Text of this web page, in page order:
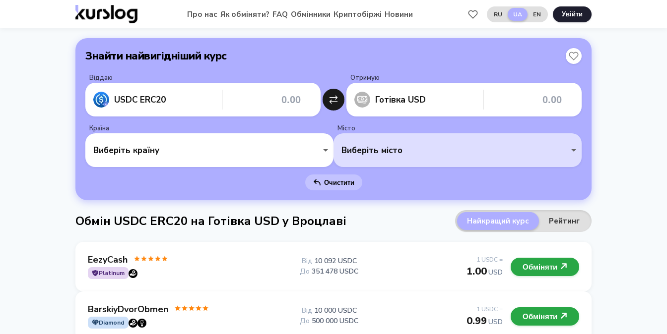
Про нас Як обміняти? FAQ Обмінники Криптобіржі Новини RU UA EN Увійти
Знайти найвигідніший курс
Віддаю
USDC ERC20
Отримую
Готівка USD
Країна
Виберіть країну
Місто
Виберіть місто
Очистити
Обмін USDC ERC20 на Готівка USD у Вроцлаві Найкращий курс Рейтинг
EezyCash
Platinum
1 USDC =
1.00USD
Від 10 092 USDC
До 351 478 USDC Обміняти
BarskiyDvorObmen
Diamond
1 USDC =
0.99 USD
Від 10 000 USDC
До 500 000 USDC Обміняти